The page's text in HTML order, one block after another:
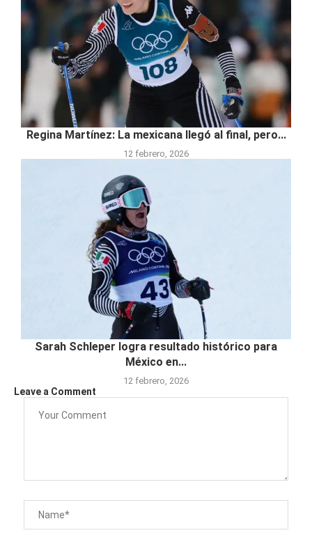
Regina Martínez: La mexicana llegó al final, pero...
12 febrero, 2026
Sarah Schleper logra resultado histórico para
México en...
12 febrero, 2026
Leave a Comment